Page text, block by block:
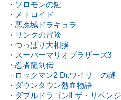
・ソロモンの鍵
・メトロイド
・悪魔城ドラキュラ
・リンクの冒険
・つっぱり大相撲
・スーパーマリオブラザーズ3
・忍者龍剣伝
・ロックマン2 Dr.ワイリーの謎
・ダウンタウン熱血物語
・ダブルドラゴンⅡ ザ・リベンジ